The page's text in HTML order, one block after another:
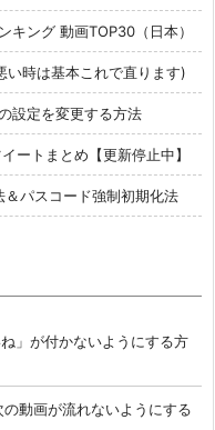
キング 動画TOP30（日本）
時は基本これで直ります)
設定を変更する方法
ートまとめ【更新停止中】
パスコード強制初期化法
」が付かないようにする方
動画が流れないようにする